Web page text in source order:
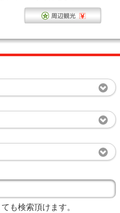
も検索頂けます。